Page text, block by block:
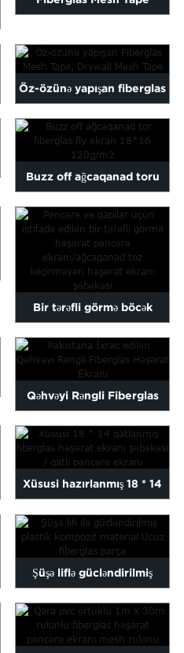
Öz-özünə yapışan fiberglas
mesh lent, alçıpan Mes...
Buzz off ağcaqanad toru
fiberglas fly ekran 18*...
Bir tərəfli görmə böcək
pəncərə ekranı/ağcaqanad...
Qəhvəyi Rəngli Fiberglas
Həşərat Ekranı İxrac edilən...
Xüsusi hazırlanmış 18 * 14
qatlanmış fiberglas həşərat
pərdəsi...
Şüşə liflə gücləndirilmiş
plastik kompozit material...